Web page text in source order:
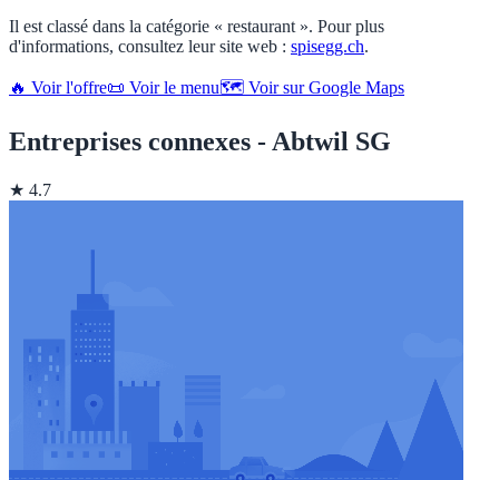
Il est classé dans la catégorie « restaurant ». Pour plus
d'informations, consultez leur site web : spisegg.ch.
🔥 Voir l'offre📜 Voir le menu🗺️ Voir sur Google Maps
Entreprises connexes - Abtwil SG
★ 4.7